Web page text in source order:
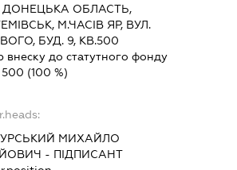
ДОНЕЦЬКА ОБЛАСТЬ,
М.ЧАСІВ ЯР, ВУЛ.
БУД. 9, КВ.500
внеску до статутного фонду
500 (100 %)
МИХАЙЛО
- ПІДПИСАНТ